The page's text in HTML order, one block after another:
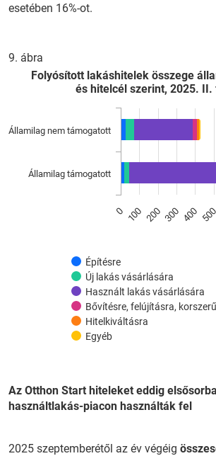
esetében 16%-ot.
9. ábra
Folyósított lakáshitelek összege állami
Bar chart with 6 data series.
View as data table, Folyósított
The chart has 1 X axis displaying
The chart has 1 Y axis displaying
Folyósított lakáshitelek összege
és hitelcél szerint, 2025. II.
Építésre
Új lakás vásárlására
Használt lakás vásárlására
Bővítésre, felújításra,
Hitelkiváltásra
Egyéb
0 100 200 300 400 500
Államilag nem támogatott
Államilag támogatott
Az Otthon Start hiteleket eddig
használtlakás-piacon használták fel
2025 szeptemberétől az év végéig